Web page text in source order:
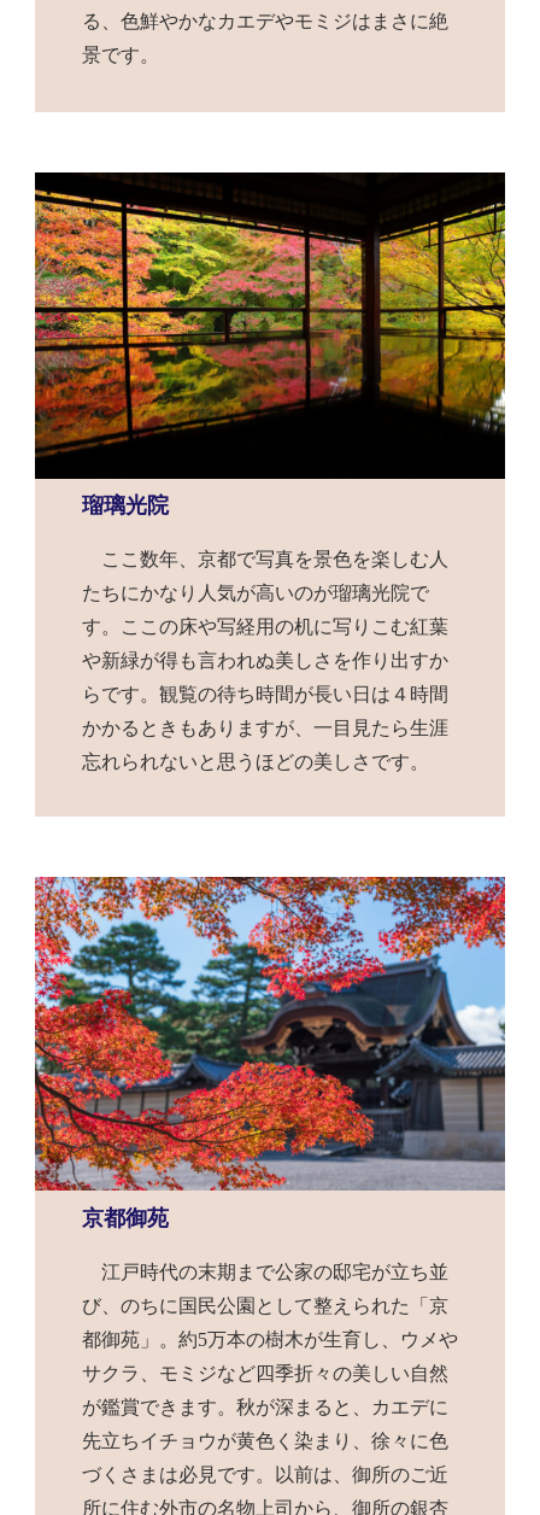
る、色鮮やかなカエデやモミジはまさに絶
景です。
瑠璃光院
ここ数年、京都で写真を景色を楽しむ人
たちにかなり人気が高いのが瑠璃光院で
す。ここの床や写経用の机に写りこむ紅葉
や新緑が得も言われぬ美しさを作り出すか
らです。観覧の待ち時間が長い日は４時間
かかるときもありますが、一目見たら生涯
忘れられないと思うほどの美しさです。
京都御苑
江戸時代の末期まで公家の邸宅が立ち並
び、のちに国民公園として整えられた「京
都御苑」。約5万本の樹木が生育し、ウメや
サクラ、モミジなど四季折々の美しい自然
が鑑賞できます。秋が深まると、カエデに
先立ちイチョウが黄色く染まり、徐々に色
づくさまは必見です。以前は、御所のご近
所に住む外市の名物上司から、御所の銀杏